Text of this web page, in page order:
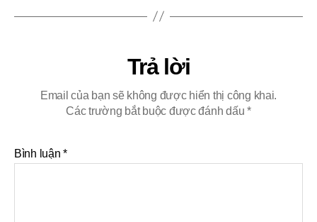
Trả lời
Email của bạn sẽ không được hiển thị công khai.
Các trường bắt buộc được đánh dấu*
Bình luận*